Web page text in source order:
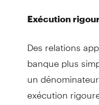
Exécution
Des relations
banque plus
un
exécution